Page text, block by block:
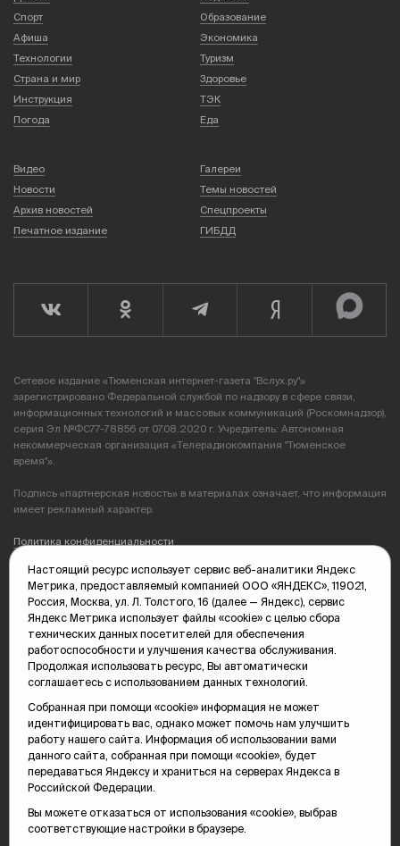
Спорт
Образование
Афиша
Экономика
Технологии
Туризм
Страна и мир
Здоровье
Инструкция
ТЭК
Погода
Еда
Видео
Галереи
Новости
Темы новостей
Архив новостей
Спецпроекты
Печатное издание
ГИБДД
Сетевое издание «Тюменская интернет-газета "Вслух.ру"»
зарегистрировано Федеральной службой по надзору в сфере связи,
информационных технологий и массовых коммуникаций (Роскомнадзор),
серия Эл №ФС77-78856 от 07.08.2020 г. Учредитель: Автономная
некоммерческая организация «Телерадиокомпания "Тюменское
время"».
Подпись «партнерская новость» в материалах означает, что информация
имеет рекламный характер.
Политика конфиденциальности
Редакция: 625035, Тюмень, пр. Геологоразведчиков, 28А
(3452) 68-89-05
edit@vsluh.ru
Главный редактор: Панкина Т.Ю.
kika@vsluh.ru
По вопросам рекламы:
(3452) 68-89-78
kotovaev@sibinformburo.ru
mim@vsluh.ru
Настоящий ресурс использует сервис веб-аналитики Яндекс
Метрика, предоставляемый компанией ООО «ЯНДЕКС», 119021,
Россия, Москва, ул. Л. Толстого, 16 (далее — Яндекс), сервис
Яндекс Метрика использует файлы «cookie» с целью сбора
технических данных посетителей для обеспечения
работоспособности и улучшения качества обслуживания.
Продолжая использовать ресурс, Вы автоматически
соглашаетесь с использованием данных технологий.
Собранная при помощи «cookie» информация не может
идентифицировать вас, однако может помочь нам улучшить
работу нашего сайта. Информация об использовании вами
данного сайта, собранная при помощи «cookie», будет
передаваться Яндексу и храниться на серверах Яндекса в
Российской Федерации.
Вы можете отказаться от использования «cookie», выбрав
соответствующие настройки в браузере.